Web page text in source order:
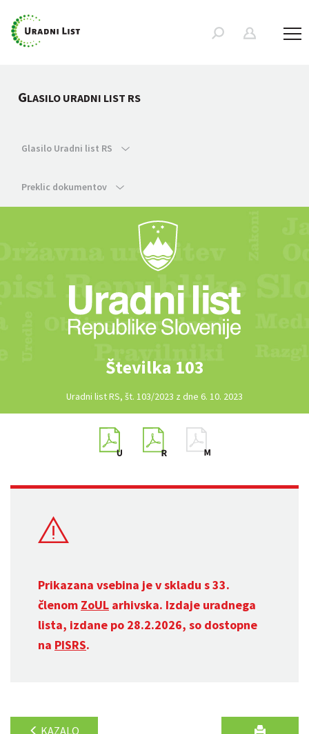
GLASILO URADNI LIST RS
Glasilo Uradni list RS
Preklic dokumentov
Številka 103
Uradni list RS, št. 103/2023 z dne 6. 10. 2023
Prikazana vsebina je v skladu s 33.
členom ZoUL arhivska. Izdaje uradnega
lista, izdane po 28.2.2026, so dostopne
na PISRS.
KAZALO